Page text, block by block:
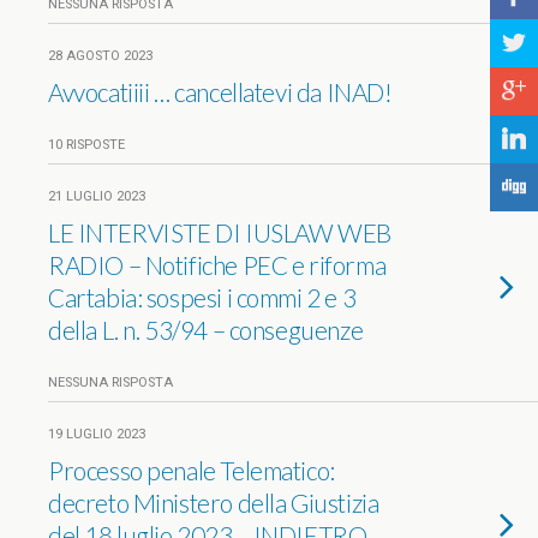
NESSUNA RISPOSTA
28 AGOSTO 2023
Avvocatiiii … cancellatevi da INAD!
10 RISPOSTE
21 LUGLIO 2023
LE INTERVISTE DI IUSLAW WEB
RADIO – Notifiche PEC e riforma
Cartabia: sospesi i commi 2 e 3
della L. n. 53/94 – conseguenze
NESSUNA RISPOSTA
19 LUGLIO 2023
Processo penale Telematico:
decreto Ministero della Giustizia
a
c
j
F